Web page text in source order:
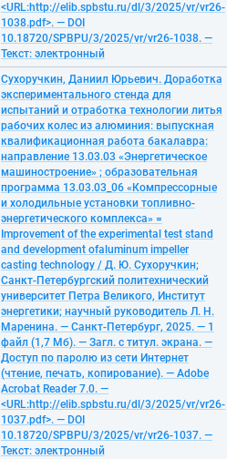
<URL:http://elib.spbstu.ru/dl/3/2025/vr/vr26-
1038.pdf>. — DOI
10.18720/SPBPU/3/2025/vr/vr26-1038. —
Текст: электронный
Сухоручкин, Даниил Юрьевич. Доработка
экспериментального стенда для
испытаний и отработка технологии литья
рабочих колес из алюминия: выпускная
квалификационная работа бакалавра:
направление 13.03.03 «Энергетическое
машиностроение» ; образовательная
программа 13.03.03_06 «Компрессорные
и холодильные установки топливно-
энергетического комплекса» =
Improvement of the experimental test stand
and development ofaluminum impeller
casting technology / Д. Ю. Сухоручкин;
Санкт-Петербургский политехнический
университет Петра Великого, Институт
энергетики; научный руководитель Л. Н.
Маренина. — Санкт-Петербург, 2025. — 1
файл (1,7 Мб). — Загл. с титул. экрана. —
Доступ по паролю из сети Интернет
(чтение, печать, копирование). — Adobe
Acrobat Reader 7.0. —
<URL:http://elib.spbstu.ru/dl/3/2025/vr/vr26-
1037.pdf>. — DOI
10.18720/SPBPU/3/2025/vr/vr26-1037. —
Текст: электронный